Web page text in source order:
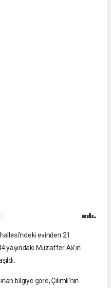
evinden 21
yaşındaki Muzaffer Ak'ın
bilgiye göre, Çilimli’nin